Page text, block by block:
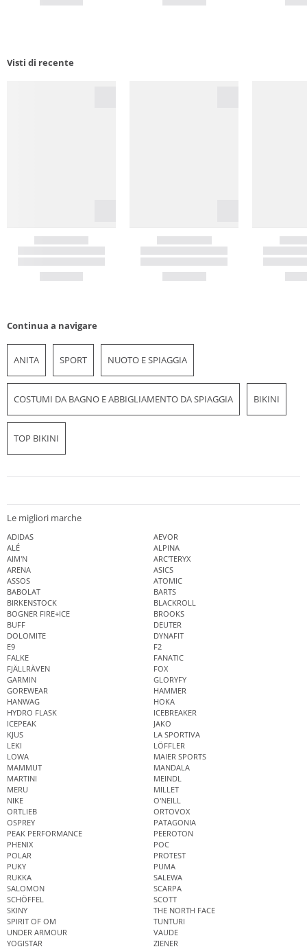
Visti di recente
Continua a navigare
ANITA SPORT NUOTO E SPIAGGIA
COSTUMI DA BAGNO E ABBIGLIAMENTO DA SPIAGGIA BIKINI
TOP BIKINI
Le migliori marche
ADIDAS
AEVOR
ALÉ
ALPINA
AIM'N
ARC'TERYX
ARENA
ASICS
ASSOS
ATOMIC
BABOLAT
BARTS
BIRKENSTOCK
BLACKROLL
BOGNER FIRE+ICE
BROOKS
BUFF
DEUTER
DOLOMITE
DYNAFIT
E9
F2
FALKE
FANATIC
FJÄLLRÄVEN
FOX
GARMIN
GLORYFY
GOREWEAR
HAMMER
HANWAG
HOKA
HYDRO FLASK
ICEBREAKER
ICEPEAK
JAKO
KJUS
LA SPORTIVA
LEKI
LÖFFLER
LOWA
MAIER SPORTS
MAMMUT
MANDALA
MARTINI
MEINDL
MERU
MILLET
NIKE
O'NEILL
ORTLIEB
ORTOVOX
OSPREY
PATAGONIA
PEAK PERFORMANCE
PEEROTON
PHENIX
POC
POLAR
PROTEST
PUKY
PUMA
RUKKA
SALEWA
SALOMON
SCARPA
SCHÖFFEL
SCOTT
SKINY
THE NORTH FACE
SPIRIT OF OM
TUNTURI
UNDER ARMOUR
VAUDE
YOGISTAR
ZIENER